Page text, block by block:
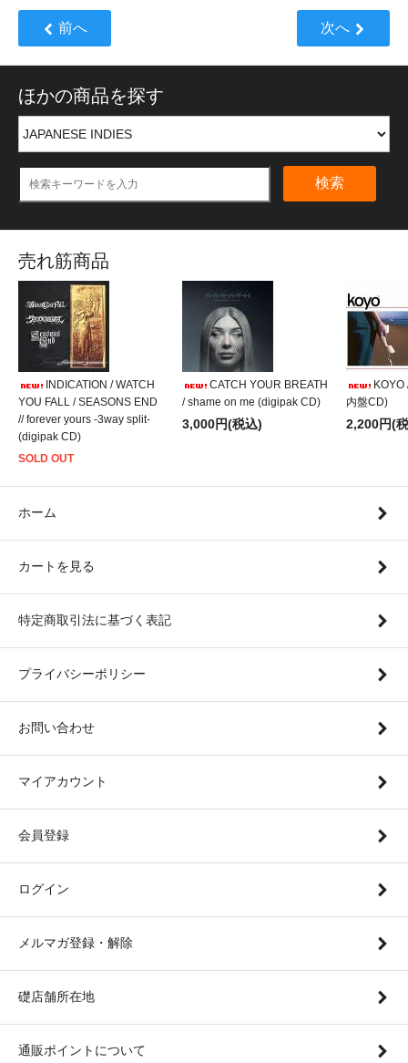
前へ 次へ
ほかの商品を探す
検索
売れ筋商品
INDICATION / WATCH
YOU FALL / SEASONS END
// forever yours -3way split-
(digipak CD)
SOLD OUT
CATCH YOUR BREATH
/ shame on me (digipak CD)
3,000円(税込)
内盤CD)
2,200円(
ホーム
カートを見る
特定商取引法に基づく表記
プライバシーポリシー
お問い合わせ
マイアカウント
会員登録
ログイン
メルマガ登録・解除
礎店舗所在地
通販ポイントについて